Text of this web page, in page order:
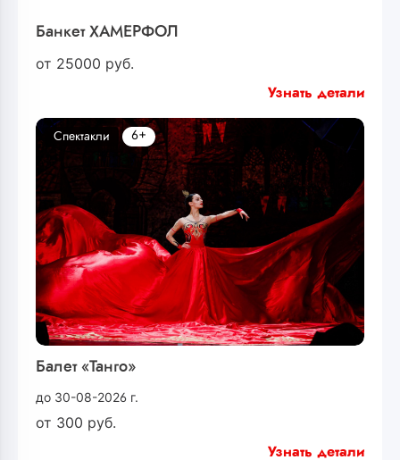
Банкет ХАМЕРФОЛ
от 25000 руб.
Узнать детали
Балет «Танго»
до 30-08-2026 г.
от 300 руб.
Спектакли 6+
Узнать детали